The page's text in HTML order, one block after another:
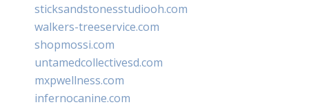
sticksandstonesstudiooh.com
walkers-treeservice.com
shopmossi.com
untamedcollectivesd.com
mxpwellness.com
infernocanine.com